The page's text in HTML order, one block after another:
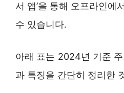
서 앱’을 통해 오프라인에
수 있습니다.
아래 표는 2024년 기준
과 특징을 간단히 정리한